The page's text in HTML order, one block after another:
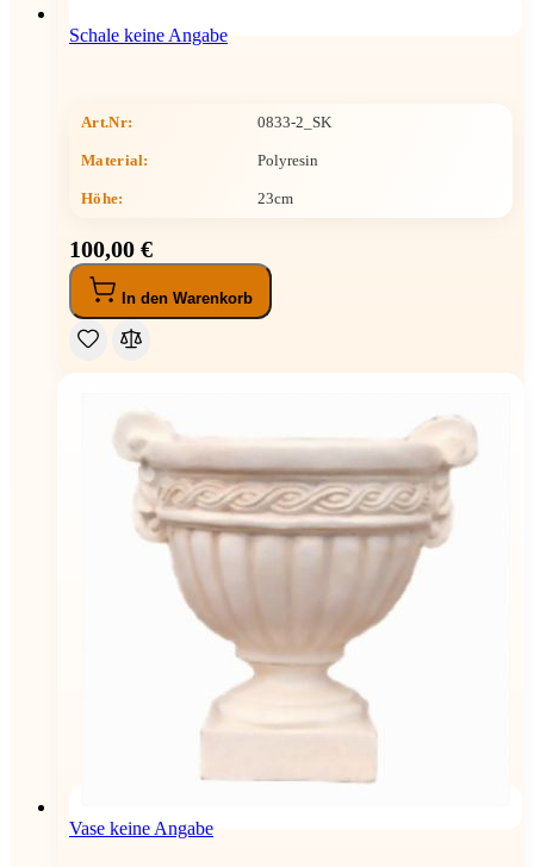
Schale keine Angabe
Art.Nr: 0833-2_SK
Material: Polyresin
Höhe: 23cm
100,00 €
In den Warenkorb
Vase keine Angabe